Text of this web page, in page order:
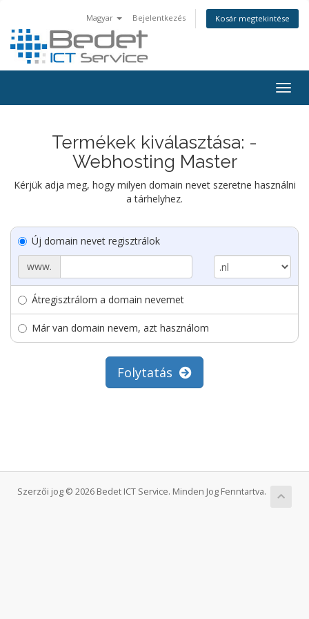
Magyar Bejelentkezés Kosár megtekintése
Termékek kiválasztása: -
Webhosting Master
Kérjük adja meg, hogy milyen domain nevet szeretne használni
a tárhelyhez.
Új domain nevet regisztrálok
www.
Átregisztrálom a domain nevemet
Már van domain nevem, azt használom
Folytatás
Szerzői jog © 2026 Bedet ICT Service. Minden Jog Fenntartva.